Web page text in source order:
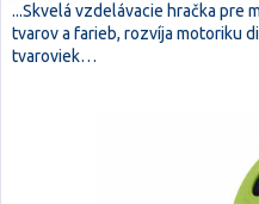
...Skvelá vzdelávacie hračka pre
tvarov a farieb, rozvíja motoriku
tvaroviek…